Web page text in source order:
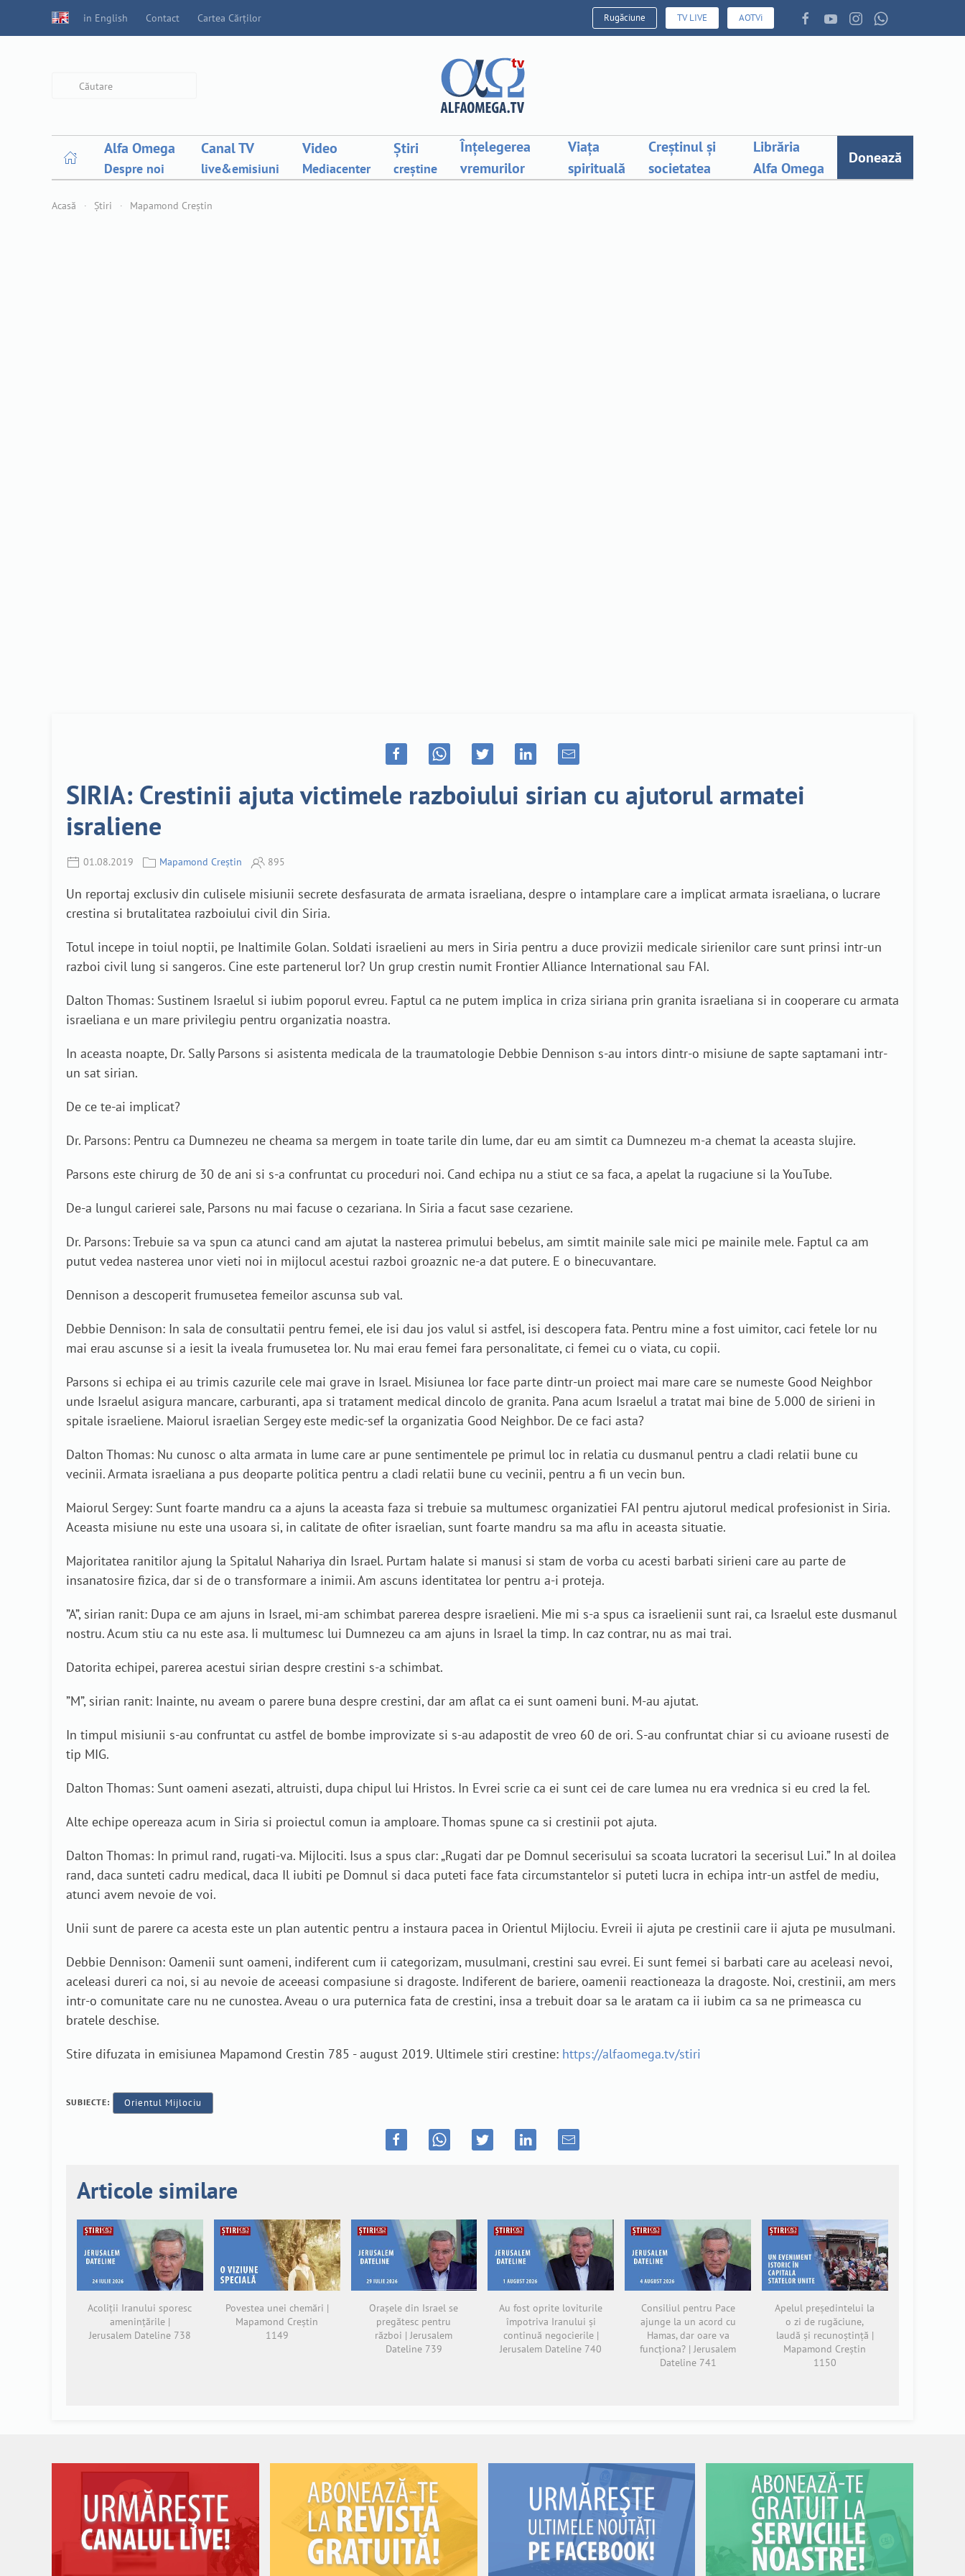
in English Contact Cartea Cărților Rugăciune TV LIVE AOTVi
Alfa Omega
Despre noi
Canal TV
live&emisiuni
Video
Mediacenter
Știri
creștine
Înțelegerea
vremurilor
Viața
spirituală
Creștinul și
societatea
Librăria
Alfa Omega
Donează
Acasă Știri Mapamond Creștin
SIRIA: Crestinii ajuta victimele razboiului sirian cu ajutorul armatei
israliene
01.08.2019 Mapamond Creștin 895
Un reportaj exclusiv din culisele misiunii secrete desfasurata de armata israeliana, despre o intamplare care a implicat armata israeliana, o lucrare
crestina si brutalitatea razboiului civil din Siria.
Totul incepe in toiul noptii, pe Inaltimile Golan. Soldati israelieni au mers in Siria pentru a duce provizii medicale sirienilor care sunt prinsi intr-un
razboi civil lung si sangeros. Cine este partenerul lor? Un grup crestin numit Frontier Alliance International sau FAI.
Dalton Thomas: Sustinem Israelul si iubim poporul evreu. Faptul ca ne putem implica in criza siriana prin granita israeliana si in cooperare cu armata
israeliana e un mare privilegiu pentru organizatia noastra.
In aceasta noapte, Dr. Sally Parsons si asistenta medicala de la traumatologie Debbie Dennison s-au intors dintr-o misiune de sapte saptamani intr-
un sat sirian.
De ce te-ai implicat?
Dr. Parsons: Pentru ca Dumnezeu ne cheama sa mergem in toate tarile din lume, dar eu am simtit ca Dumnezeu m-a chemat la aceasta slujire.
Parsons este chirurg de 30 de ani si s-a confruntat cu proceduri noi. Cand echipa nu a stiut ce sa faca, a apelat la rugaciune si la YouTube.
De-a lungul carierei sale, Parsons nu mai facuse o cezariana. In Siria a facut sase cezariene.
Dr. Parsons: Trebuie sa va spun ca atunci cand am ajutat la nasterea primului bebelus, am simtit mainile sale mici pe mainile mele. Faptul ca am
putut vedea nasterea unor vieti noi in mijlocul acestui razboi groaznic ne-a dat putere. E o binecuvantare.
Dennison a descoperit frumusetea femeilor ascunsa sub val.
Debbie Dennison: In sala de consultatii pentru femei, ele isi dau jos valul si astfel, isi descopera fata. Pentru mine a fost uimitor, caci fetele lor nu
mai erau ascunse si a iesit la iveala frumusetea lor. Nu mai erau femei fara personalitate, ci femei cu o viata, cu copii.
Parsons si echipa ei au trimis cazurile cele mai grave in Israel. Misiunea lor face parte dintr-un proiect mai mare care se numeste Good Neighbor
unde Israelul asigura mancare, carburanti, apa si tratament medical dincolo de granita. Pana acum Israelul a tratat mai bine de 5.000 de sirieni in
spitale israeliene. Maiorul israelian Sergey este medic-sef la organizatia Good Neighbor. De ce faci asta?
Dalton Thomas: Nu cunosc o alta armata in lume care ar pune sentimentele pe primul loc in relatia cu dusmanul pentru a cladi relatii bune cu
vecinii. Armata israeliana a pus deoparte politica pentru a cladi relatii bune cu vecinii, pentru a fi un vecin bun.
Maiorul Sergey: Sunt foarte mandru ca a ajuns la aceasta faza si trebuie sa multumesc organizatiei FAI pentru ajutorul medical profesionist in Siria.
Aceasta misiune nu este una usoara si, in calitate de ofiter israelian, sunt foarte mandru sa ma aflu in aceasta situatie.
Majoritatea ranitilor ajung la Spitalul Nahariya din Israel. Purtam halate si manusi si stam de vorba cu acesti barbati sirieni care au parte de
insanatosire fizica, dar si de o transformare a inimii. Am ascuns identitatea lor pentru a-i proteja.
”A”, sirian ranit: Dupa ce am ajuns in Israel, mi-am schimbat parerea despre israelieni. Mie mi s-a spus ca israelienii sunt rai, ca Israelul este dusmanul
nostru. Acum stiu ca nu este asa. Ii multumesc lui Dumnezeu ca am ajuns in Israel la timp. In caz contrar, nu as mai trai.
Datorita echipei, parerea acestui sirian despre crestini s-a schimbat.
”M”, sirian ranit: Inainte, nu aveam o parere buna despre crestini, dar am aflat ca ei sunt oameni buni. M-au ajutat.
In timpul misiunii s-au confruntat cu astfel de bombe improvizate si s-au adapostit de vreo 60 de ori. S-au confruntat chiar si cu avioane rusesti de
tip MIG.
Dalton Thomas: Sunt oameni asezati, altruisti, dupa chipul lui Hristos. In Evrei scrie ca ei sunt cei de care lumea nu era vrednica si eu cred la fel.
Alte echipe opereaza acum in Siria si proiectul comun ia amploare. Thomas spune ca si crestinii pot ajuta.
Dalton Thomas: In primul rand, rugati-va. Mijlociti. Isus a spus clar: „Rugati dar pe Domnul secerisului sa scoata lucratori la secerisul Lui.” In al doilea
rand, daca sunteti cadru medical, daca Il iubiti pe Domnul si daca puteti face fata circumstantelor si puteti lucra in echipa intr-un astfel de mediu,
atunci avem nevoie de voi.
Unii sunt de parere ca acesta este un plan autentic pentru a instaura pacea in Orientul Mijlociu. Evreii ii ajuta pe crestinii care ii ajuta pe musulmani.
Debbie Dennison: Oamenii sunt oameni, indiferent cum ii categorizam, musulmani, crestini sau evrei. Ei sunt femei si barbati care au aceleasi nevoi,
aceleasi dureri ca noi, si au nevoie de aceeasi compasiune si dragoste. Indiferent de bariere, oamenii reactioneaza la dragoste. Noi, crestinii, am mers
intr-o comunitate care nu ne cunostea. Aveau o ura puternica fata de crestini, insa a trebuit doar sa le aratam ca ii iubim ca sa ne primeasca cu
bratele deschise.
Stire difuzata in emisiunea Mapamond Crestin 785 - august 2019. Ultimele stiri crestine: https://alfaomega.tv/stiri
SUBIECTE: Orientul Mijlociu
Articole similare
Acoliții Iranului sporesc
amenințările |
Jerusalem Dateline 738
Povestea unei chemări |
Mapamond Creștin
1149
Orașele din Israel se
pregătesc pentru
război | Jerusalem
Dateline 739
Au fost oprite loviturile
împotriva Iranului și
continuă negocierile |
Jerusalem Dateline 740
Consiliul pentru Pace
ajunge la un acord cu
Hamas, dar oare va
funcționa? | Jerusalem
Dateline 741
Apelul președintelui la
o zi de rugăciune,
laudă și recunoștință |
Mapamond Creștin
1150